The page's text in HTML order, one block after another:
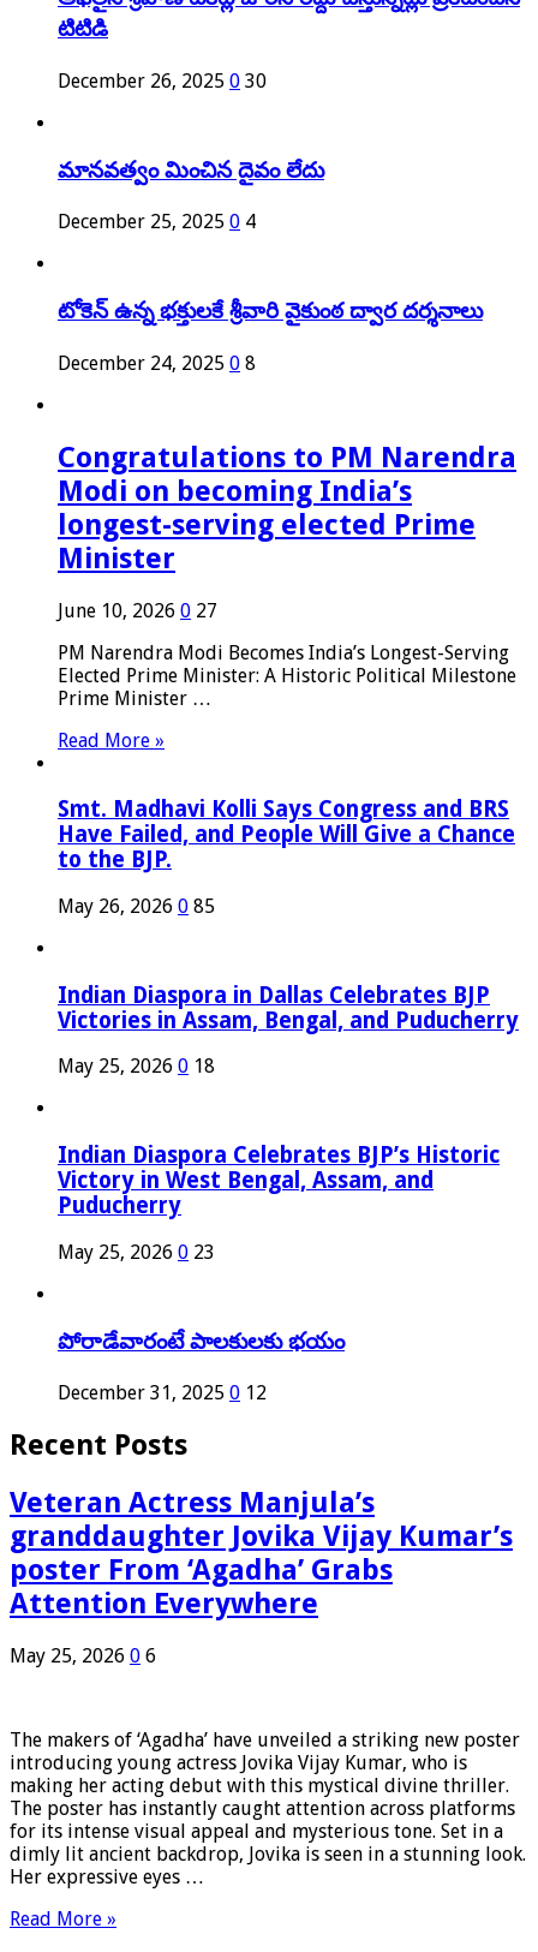
టిటిడి
December 26, 2025 0 30
మానవత్వం మించిన దైవం లేదు
December 25, 2025 0 4
టోకెన్ ఉన్న భక్తులకే శ్రీవారి వైకుంఠ ద్వార దర్శనాలు
December 24, 2025 0 8
Congratulations to PM Narendra
Modi on becoming India’s
longest-serving elected Prime
Minister
June 10, 2026 0 27
PM Narendra Modi Becomes India’s Longest-Serving
Elected Prime Minister: A Historic Political Milestone
Prime Minister …
Read More »
Smt. Madhavi Kolli Says Congress and BRS
Have Failed, and People Will Give a Chance
to the BJP.
May 26, 2026 0 85
Indian Diaspora in Dallas Celebrates BJP
Victories in Assam, Bengal, and Puducherry
May 25, 2026 0 18
Indian Diaspora Celebrates BJP’s Historic
Victory in West Bengal, Assam, and
Puducherry
May 25, 2026 0 23
పోరాడేవారంటే పాలకులకు భయం
December 31, 2025 0 12
Recent Posts
Veteran Actress Manjula’s
granddaughter Jovika Vijay Kumar’s
poster From ‘Agadha’ Grabs
Attention Everywhere
May 25, 2026 0 6
The makers of ‘Agadha’ have unveiled a striking new poster
introducing young actress Jovika Vijay Kumar, who is
making her acting debut with this mystical divine thriller.
The poster has instantly caught attention across platforms
for its intense visual appeal and mysterious tone. Set in a
dimly lit ancient backdrop, Jovika is seen in a stunning look.
Her expressive eyes …
Read More »